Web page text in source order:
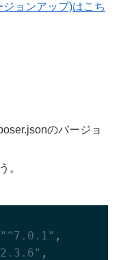
ジョンアップ)はこち
のバージョ
。
"^7.0.1"